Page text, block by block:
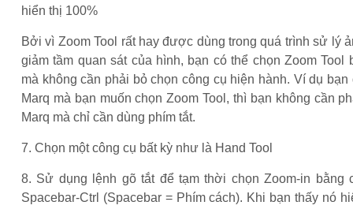
hiển thị 100%
Bởi vì Zoom Tool rất hay được dùng trong quá trình sử lý
giảm tầm quan sát của hình, bạn có thể chọn Zoom Tool
mà không cần phải bỏ chọn công cụ hiện hành. Ví dụ bạn
Marq mà bạn muốn chọn Zoom Tool, thì bạn không cần
Marq mà chỉ cần dùng phím tắt.
7. Chọn một công cụ bất kỳ như là Hand Tool
8. Sử dụng lệnh gõ tắt để tạm thời chọn Zoom-in bằng
Spacebar-Ctrl (Spacebar = Phím cách). Khi bạn thấy nó